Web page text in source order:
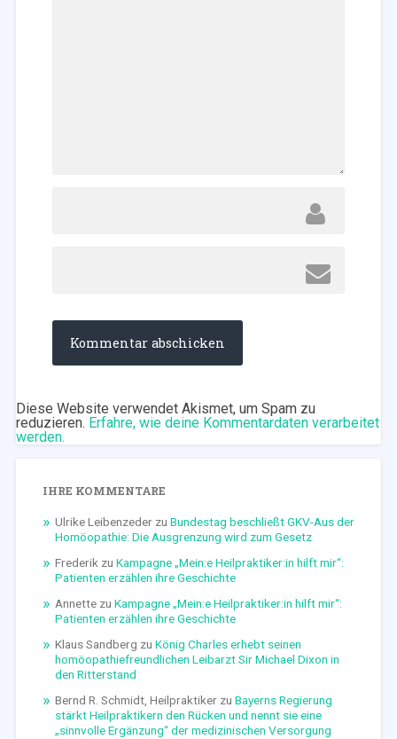
Diese Website verwendet Akismet, um Spam zu
reduzieren. Erfahre, wie deine Kommentardaten verarbeitet
werden.
IHRE KOMMENTARE
Ulrike Leibenzederzu Bundestag beschließt GKV-Aus der
Homöopathie: Die Ausgrenzung wird zum Gesetz
Frederikzu Kampagne „Mein:e Heilpraktiker:in hilft mir“:
Patienten erzählen ihre Geschichte
Annettezu Kampagne „Mein:e Heilpraktiker:in hilft mir“:
Patienten erzählen ihre Geschichte
Klaus Sandberg zu König Charles erhebt seinen
homöopathiefreundlichen Leibarzt Sir Michael Dixon in
den Ritterstand
Bernd R. Schmidt, Heilpraktikerzu Bayerns Regierung
stärkt Heilpraktikern den Rücken und nennt sie eine
„sinnvolle Ergänzung“ der medizinischen Versorgung